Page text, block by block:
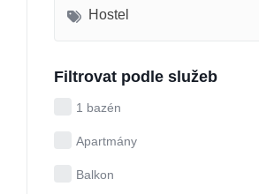
Hostel
Filtrovat podle služeb
1 bazén
Apartmány
Balkon